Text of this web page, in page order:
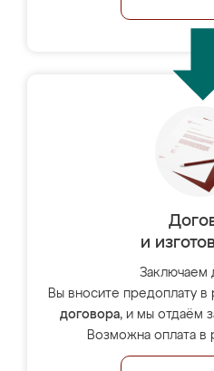
и
Заключаем
Вы вносите предоплату в
договора, и мы отдаём
Возможна оплата в